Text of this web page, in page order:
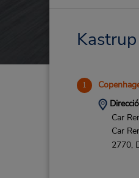
1
Car
Car
2770,